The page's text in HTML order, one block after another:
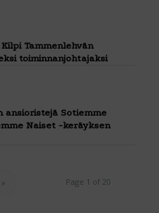
Tammenlehvän
toiminnanjohtajaksi
ansioristejä Sotiemme
Naiset -keräyksen
Page 1 of 20
»